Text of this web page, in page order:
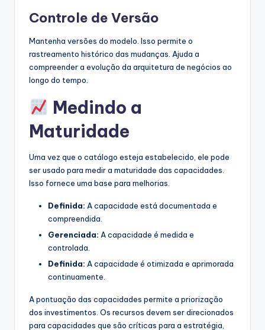
Controle de Versão
Mantenha versões do modelo. Isso permite o
rastreamento histórico das mudanças. Ajuda a
compreender a evolução da arquitetura de negócios ao
longo do tempo.
Medindo a
Maturidade
Uma vez que o catálogo esteja estabelecido, ele pode
ser usado para medir a maturidade das capacidades.
Isso fornece uma base para melhorias.
Definida: A capacidade está documentada e
compreendida.
Gerenciada: A capacidade é medida e
controlada.
Definida: A capacidade é otimizada e aprimorada
continuamente.
A pontuação das capacidades permite a priorização
dos investimentos. Os recursos devem ser direcionados
para capacidades que são críticas para a estratégia,